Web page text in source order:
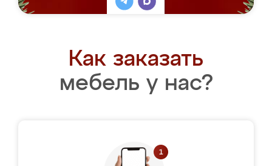
Как заказать
мебель у нас?